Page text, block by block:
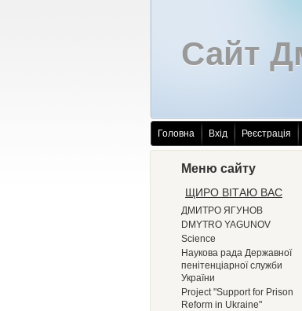
Сайт
Головна Вхід Реєстрація
Меню сайту
ЩИРО ВІТАЮ ВАС
ДМИТРО ЯГУНОВ
DMYTRO YAGUNOV
Science
Наукова рада Державної
пенітенціарної служби
України
Project "Support for Prison
Reform in Ukraine"